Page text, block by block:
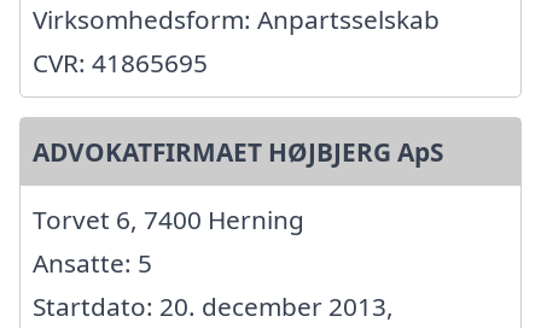
Virksomhedsform: Anpartsselskab
CVR: 41865695
ADVOKATFIRMAET HØJBJERG ApS
Torvet 6, 7400 Herning
Ansatte: 5
Startdato: 20. december 2013,